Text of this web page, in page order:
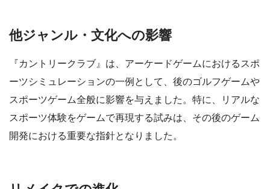
他ジャンル・文化への影響
『カントリークラブ』は、アーケードゲームにおけるスポ
ーツシミュレーションの一例として、後のゴルフゲームや
スポーツゲーム全般に影響を与えました。特に、リアルな
スポーツ体験をゲームで再現する試みは、その後のゲーム
開発における重要な指針となりました。